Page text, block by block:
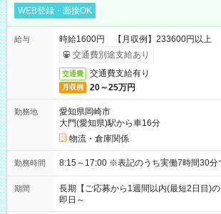
WEB登録・面接OK
給与
時給1600円 【月収例】233600円以上
交通費別途支給あり
交通費 交通費支給有り
月収例 20～25万円
勤務地
愛知県岡崎市
大門(愛知県)駅から車16分
物流・倉庫関係
勤務時間 8:15～17:00 ※表記のうち実働7時間30
期間
長期【ご応募から1週間以内(最短2日目)の
即日～